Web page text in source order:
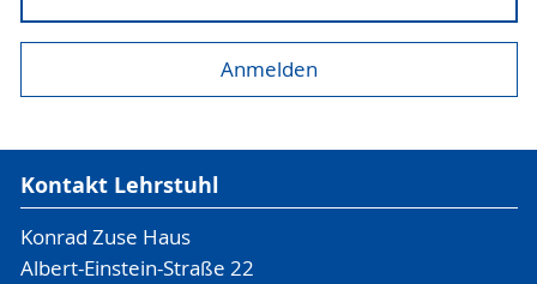
Kontakt Lehrstuhl
Konrad Zuse Haus
Albert-Einstein-Straße 22